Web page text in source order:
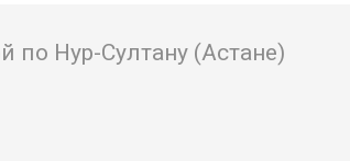
по Нур-Султану (Астане)